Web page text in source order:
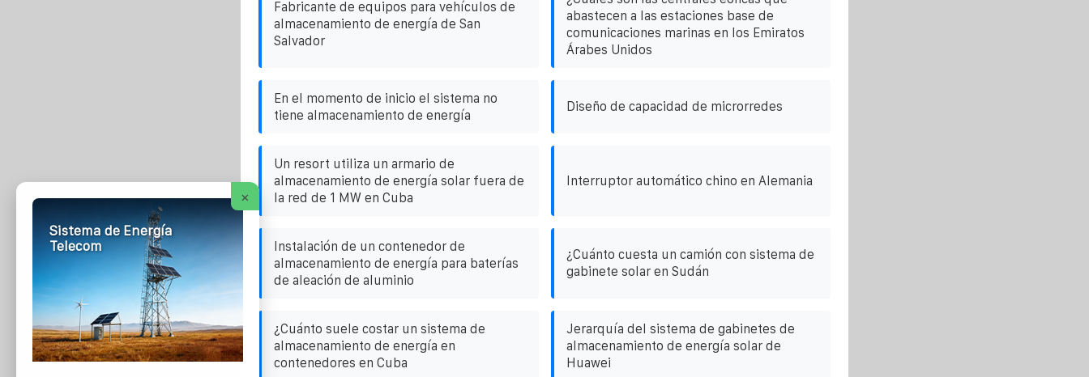
Fabricante de equipos para vehículos de
almacenamiento de energía de San
Salvador
abastecen a las estaciones base de
comunicaciones marinas en los Emiratos
Árabes Unidos
En el momento de inicio el sistema no
tiene almacenamiento de energía
Diseño de capacidad de microrredes
Un resort utiliza un armario de
almacenamiento de energía solar fuera de
la red de 1 MW en Cuba
Interruptor automático chino en Alemania
Instalación de un contenedor de
almacenamiento de energía para baterías
de aleación de aluminio
¿Cuánto cuesta un camión con sistema de
gabinete solar en Sudán
¿Cuánto suele costar un sistema de
almacenamiento de energía en
contenedores en Cuba
Jerarquía del sistema de gabinetes de
almacenamiento de energía solar de
Huawei
×
Sistema de Energía
Telecom